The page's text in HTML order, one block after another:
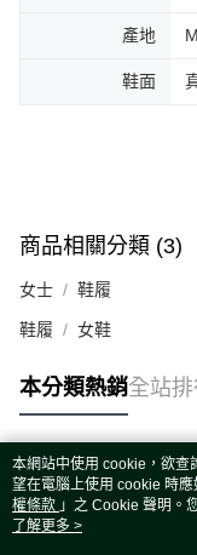
產地
鞋面
商品相關分類 (3)
女士 鞋履
鞋履 女鞋
本分類熱銷全站排
熱門標籤
本網站中使用 cookie，欲查
望在電腦上使用 cookie 時
權條款 」之 Cookie 聲明。
用條款之 Cookie 聲明使用
了解更多 >